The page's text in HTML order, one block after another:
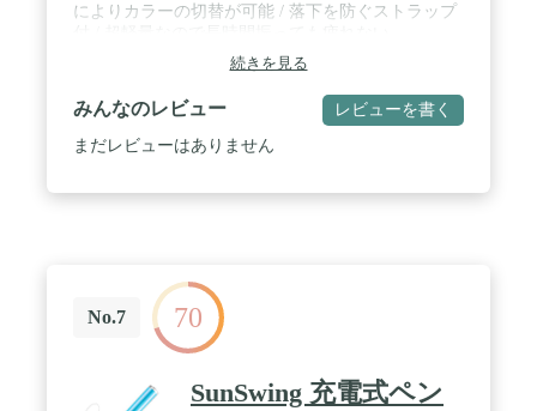
によりカラーの切替が可能 / 落下を防ぐストラップ
続きを見る
みんなのレビュー レビューを書く
まだレビューはありません
No.7 70
SunSwing 充電式ペン